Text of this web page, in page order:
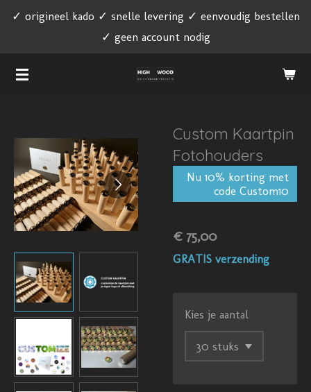
Ga
de
✓ origineel kado ✓ snelle levering ✓ eenvoudig bestellen
✓ geen account nodig
Custom Kaartpin
Fotohouders
Nu 10% korting met
code Custom10
€ 75,00
GRATIS verzending
Kies je aantal